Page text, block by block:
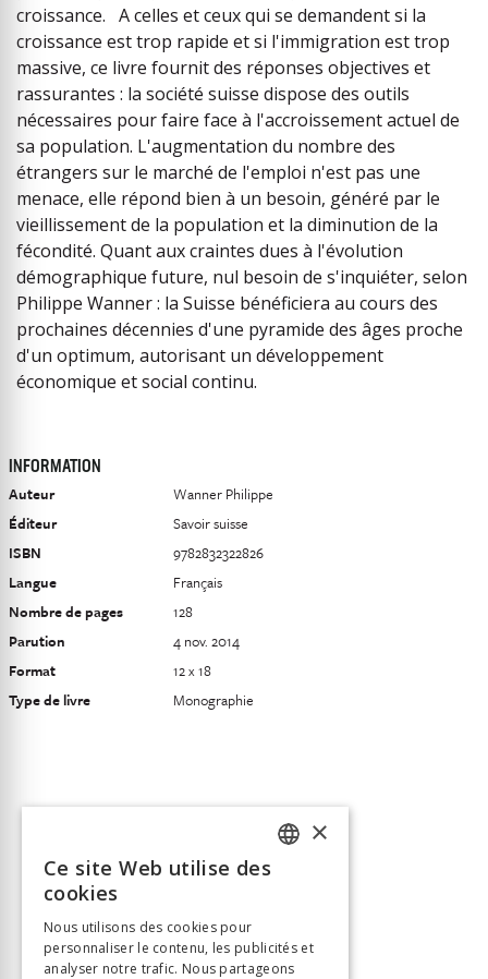
croissance. A celles et ceux qui se demandent si la
croissance est trop rapide et si l'immigration est trop
massive, ce livre fournit des réponses objectives et
rassurantes : la société suisse dispose des outils
nécessaires pour faire face à l'accroissement actuel de
sa population. L'augmentation du nombre des
étrangers sur le marché de l'emploi n'est pas une
menace, elle répond bien à un besoin, généré par le
vieillissement de la population et la diminution de la
fécondité. Quant aux craintes dues à l'évolution
démographique future, nul besoin de s'inquiéter, selon
Philippe Wanner : la Suisse bénéficiera au cours des
prochaines décennies d'une pyramide des âges proche
d'un optimum, autorisant un développement
économique et social continu.
INFORMATION
Auteur
Wanner Philippe
Éditeur
Savoir suisse
ISBN
9782832322826
Langue
Français
Nombre de pages
128
Parution
4 nov. 2014
Format
12 x 18
Type de livre
Monographie
ITALIAN
×
Ce site Web utilise des
cookies
Nous utilisons des cookies pour
personnaliser le contenu, les publicités et
analyser notre trafic. Nous partageons